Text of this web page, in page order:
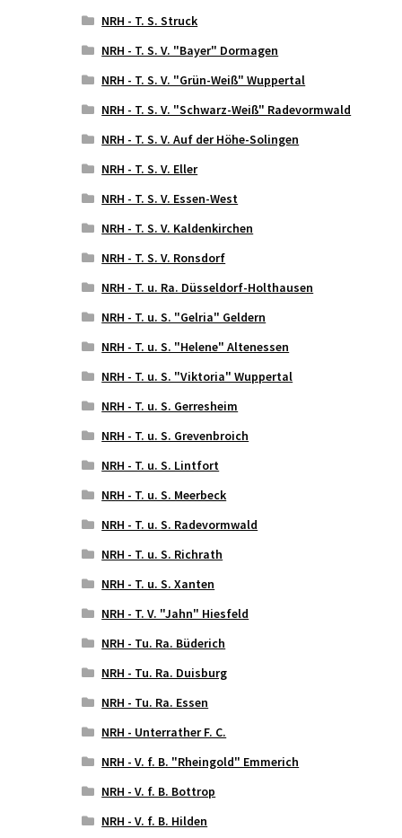
NRH - T. S. Struck
NRH - T. S. V. "Bayer" Dormagen
NRH - T. S. V. "Grün-Weiß" Wuppertal
NRH - T. S. V. "Schwarz-Weiß" Radevormwald
NRH - T. S. V. Auf der Höhe-Solingen
NRH - T. S. V. Eller
NRH - T. S. V. Essen-West
NRH - T. S. V. Kaldenkirchen
NRH - T. S. V. Ronsdorf
NRH - T. u. Ra. Düsseldorf-Holthausen
NRH - T. u. S. "Gelria" Geldern
NRH - T. u. S. "Helene" Altenessen
NRH - T. u. S. "Viktoria" Wuppertal
NRH - T. u. S. Gerresheim
NRH - T. u. S. Grevenbroich
NRH - T. u. S. Lintfort
NRH - T. u. S. Meerbeck
NRH - T. u. S. Radevormwald
NRH - T. u. S. Richrath
NRH - T. u. S. Xanten
NRH - T. V. "Jahn" Hiesfeld
NRH - Tu. Ra. Büderich
NRH - Tu. Ra. Duisburg
NRH - Tu. Ra. Essen
NRH - Unterrather F. C.
NRH - V. f. B. "Rheingold" Emmerich
NRH - V. f. B. Bottrop
NRH - V. f. B. Hilden